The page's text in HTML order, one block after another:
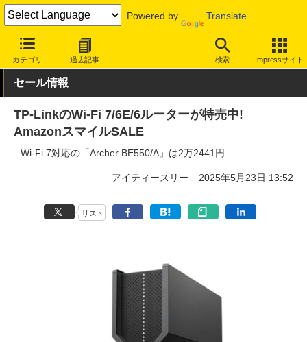
Powered by Translate
カテゴリ 過去記事 検索 Impressサイト
INTERNET Watch セール情報
セール情報
TP-LinkのWi-Fi 7/6E/6ルーターが特売中!
AmazonスマイルSALE
Wi-Fi 7対応の「Archer BE550/A」は2万2441円
アイティースリー 2025年5月23日 13:52
リスト